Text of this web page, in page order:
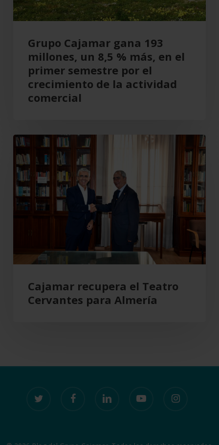
más,
en
primer
semestre
crecimiento
actividad
comercial
Grupo Cajamar gana 193
millones, un 8,5 % más, en el
primer semestre por el
crecimiento de la actividad
comercial
Cajamar
recupera
el
Teatro
Cervantes
para
Cajamar recupera el Teatro
Cervantes para Almería